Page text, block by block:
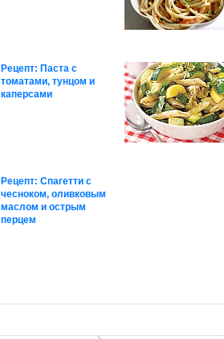
Рецепт: Паста с
томатами, тунцом и
каперсами
Рецепт: Спагетти с
чесноком, оливковым
маслом и острым
перцем